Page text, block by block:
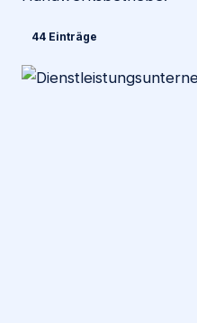
44 Einträge